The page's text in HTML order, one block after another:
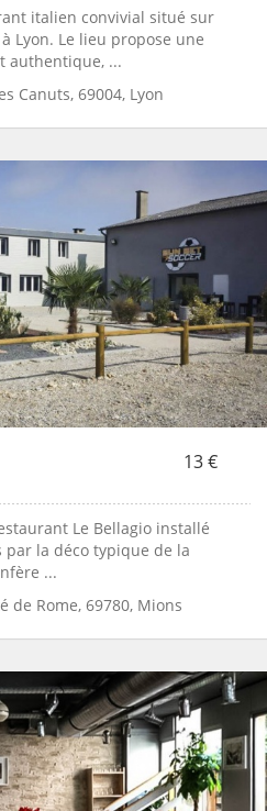
italien convivial situé sur
Lyon. Le lieu propose une
authentique, ...
Canuts, 69004, Lyon
13 €
Le Bellagio installé
par la déco typique de la
...
de Rome, 69780, Mions